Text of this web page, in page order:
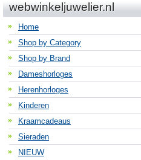
webwinkeljuwelier.nl
Home
Shop by Category
Shop by Brand
Dameshorloges
Herenhorloges
Kinderen
Kraamcadeaus
Sieraden
NIEUW